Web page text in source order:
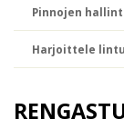
Pinnojen
Harjoittele